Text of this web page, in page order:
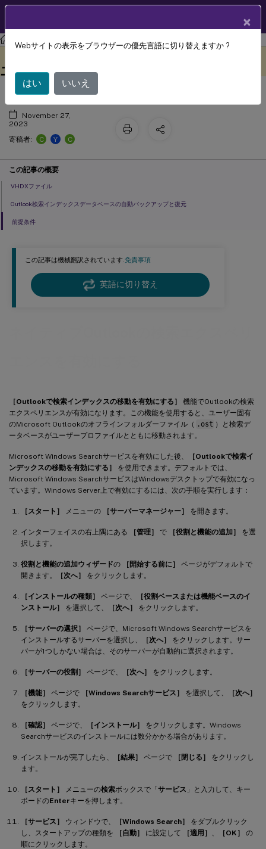
Profile Management Profile Management 2103
この記事は機械翻訳されています.免責事項
英語に切り替え
［Outlookで検索インデックスの移動を有効にする］
機能でOutlookの検索
エクスペリエンスが有効になります。この機能を使用すると、ユーザー固有
のMicrosoft Outlookのオフラインフォルダーファイル（ .ost ）と検索デ
ータベースがユーザープロファイルとともに移動されます。
Microsoft Windows Searchサービスを有効にした後、
［Outlookで検索イ
ンデックスの移動を有効にする］
を使用できます。デフォルトでは、
Microsoft Windows SearchサービスはWindowsデスクトップで有効になっ
ています。Windows Server上で有効にするには、次の手順を実行します：
［スタート］ メニューの ［サーバーマネージャー］ を開きます。
インターフェイスの右上隅にある ［管理］ で ［役割と機能の追加］
を選
択します。
役割と機能の追加ウィザードの ［開始する前に］
ページがデフォルトで
開きます。
［次へ］ をクリックします。
［インストールの種類］ ページで、
［役割ベースまたは機能ベースのイ
ンストール］
を選択して、 ［次へ］ をクリックします。
［サーバーの選択］
ページで、Microsoft Windows Searchサービスを
インストールするサーバーを選択し、
［次へ］
をクリックします。サー
バーが1つしかない場合は、そのサーバーが自動的に選択されます。
［サーバーの役割］ ページで、 ［次へ］ をクリックします。
［機能］ ページで ［Windows Searchサービス］ を選択して、
［次へ］
をクリックします。
［確認］ ページで、 ［インストール］
をクリックします。Windows
Searchサービスのインストールには数分かかる場合があります。
インストールが完了したら、 ［結果］ ページで ［閉じる］
をクリックし
ます。
［スタート］ メニューの検索ボックスで「サービス 」と入力して、キー
ボードのEnterキーを押します。
［サービス］ ウィンドウで、 ［Windows Search］
をダブルクリック
し、スタートアップの種類を
［自動］ に設定して ［適用］ ［OK］
の
順にクリックします。
ネイティブOutlookの検索エクスペリ
エンスを有効にする
November 27,
2023
寄稿者:
C Y C
この記事の概要
VHDXファイル
Outlook検索インデックスデータベースの自動バックアップと復元
前提条件
×
Webサイトの表示をブラウザーの優先言語に切り替えますか ?
はい いいえ